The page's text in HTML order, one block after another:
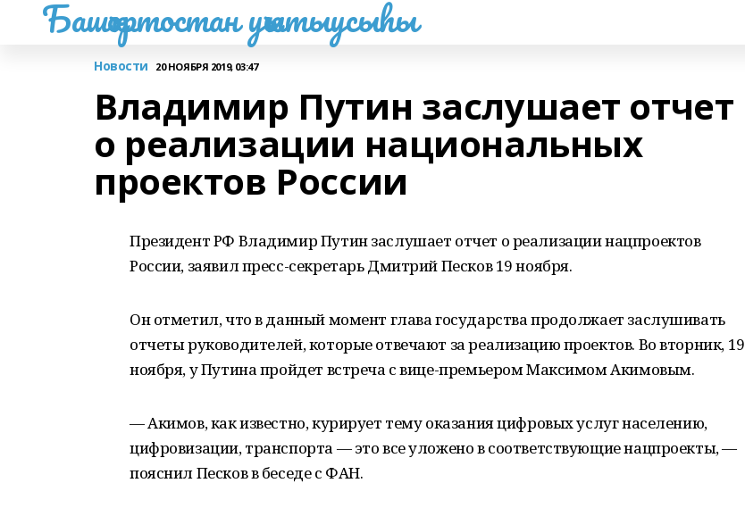
Башҡортостан уҡытыусыһы
Новости 20 НОЯБРЯ 2019, 03:47
Владимир Путин заслушает отчет
о реализации национальных
проектов России
Президент РФ Владимир Путин заслушает отчет о реализации нацпроектов
России, заявил пресс-секретарь Дмитрий Песков 19 ноября.
Он отметил, что в данный момент глава государства продолжает заслушивать
отчеты руководителей, которые отвечают за реализацию проектов. Во вторник, 19
ноября, у Путина пройдет встреча с вице-премьером Максимом Акимовым.
— Акимов, как известно, курирует тему оказания цифровых услуг населению,
цифровизации, транспорта — это все уложено в соответствующие нацпроекты, —
пояснил Песков в беседе с ФАН.